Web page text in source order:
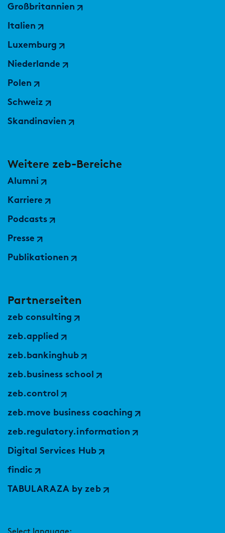
Großbritannien
Italien
Luxemburg
Niederlande
Polen
Schweiz
Skandinavien
Weitere zeb-Bereiche
Alumni
Karriere
Podcasts
Presse
Publikationen
Partnerseiten
zeb consulting
zeb.applied
zeb.bankinghub
zeb.business school
zeb.control
zeb.move business coaching
zeb.regulatory.information
Digital Services Hub
findic
TABULARAZA by zeb